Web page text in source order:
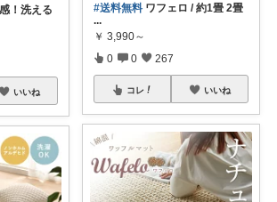
！洗える
いいね
#送料無料 ワフェロ / 約1畳 2畳
...
￥ 3,990～
0 0 267
コレ いいね